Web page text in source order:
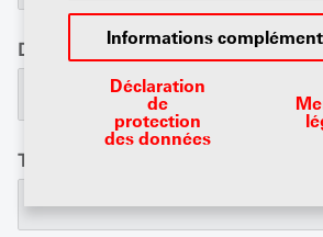
Informations
Déclaration
de
protection
des données
Date de naissance*
Tél. prof.